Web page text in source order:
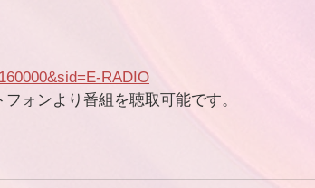
RADIO
ォンより番組を聴取可能です。